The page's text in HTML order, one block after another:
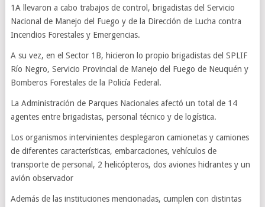
1A llevaron a cabo trabajos de control, brigadistas del Servicio
Nacional de Manejo del Fuego y de la Dirección de Lucha contra
Incendios Forestales y Emergencias.
A su vez, en el Sector 1B, hicieron lo propio brigadistas del SPLIF
Río Negro, Servicio Provincial de Manejo del Fuego de Neuquén y
Bomberos Forestales de la Policía Federal.
La Administración de Parques Nacionales afectó un total de 14
agentes entre brigadistas, personal técnico y de logística.
Los organismos intervinientes desplegaron camionetas y camiones
de diferentes características, embarcaciones, vehículos de
transporte de personal, 2 helicópteros, dos aviones hidrantes y un
avión observador
Además de las instituciones mencionadas, cumplen con distintas